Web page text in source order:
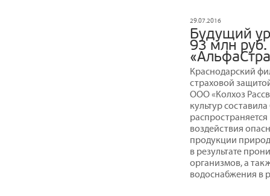
29.07.2016
Будущий
93 млн
Краснодарский
страховой
ООО «Колхоз
культур
воздействия
продукции
в результате
организмов, а
водоснабжения в